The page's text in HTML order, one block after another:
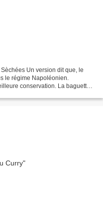
Un version dit que, le
le régime Napoléonien.
conservation. La baguette